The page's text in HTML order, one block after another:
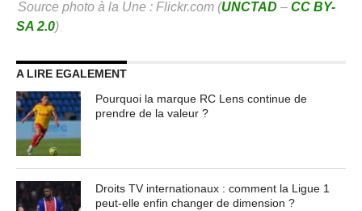
Source photo à la Une : Flickr.com (UNCTAD – CC BY-
SA 2.0)
A LIRE EGALEMENT
Pourquoi la marque RC Lens continue de
prendre de la valeur ?
Droits TV internationaux : comment la Ligue 1
peut-elle enfin changer de dimension ?